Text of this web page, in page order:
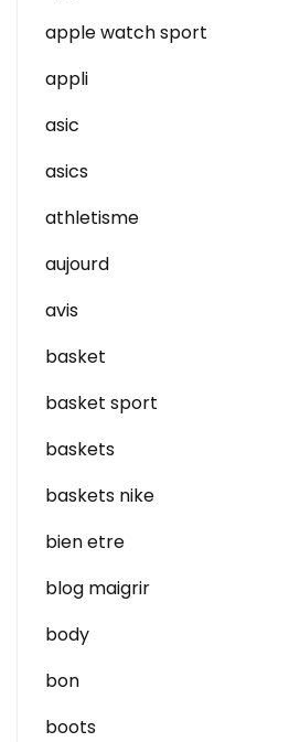
apple watch sport
appli
asic
asics
athletisme
aujourd
avis
basket
basket sport
baskets
baskets nike
bien etre
blog maigrir
body
bon
boots